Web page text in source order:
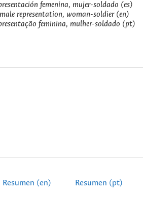
femenina, mujer-soldado (es)
representation, woman-soldier (en)
feminina, mulher-soldado (pt)
Resumen (en) Resumen (pt)